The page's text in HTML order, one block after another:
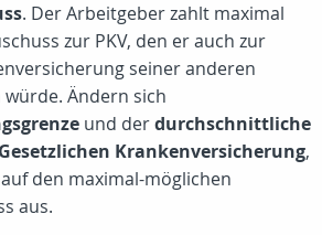
. Der Arbeitgeber zahlt maximal
zur PKV, den er auch zur
seiner anderen
Ändern sich
und derdurchschnittliche
Krankenversicherung,
den maximal-möglichen
aus.